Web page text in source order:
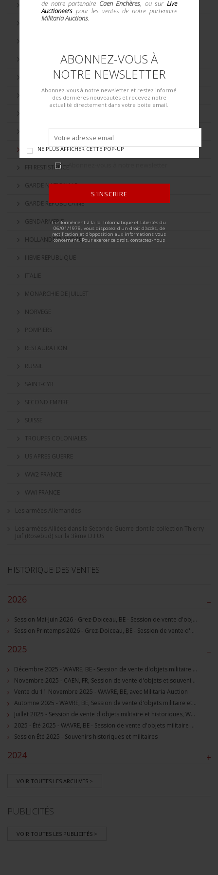
de notre partenaire Caen Enchères, ou sur Live
Auctioneerspour les ventes de notre partenaire
Militaria Auctions.
ABONNEZ-VOUS À
NOTRE NEWSLETTER
Abonnez-vous à notre newsletter et restez informé
des dernières nouveautés et recevez notre
actualité directement dans votre boite email.
Abonnez-vous à notre newsletter
S'INSCRIRE
Conformément à la loi Informatique et Libertés du
06/01/1978, vous disposez d'un droit d'accès, de
rectification et d'opposition aux informations vous
concernant. Pour exercer ce droit, contactez-nous
NE PLUS AFFICHER CETTE POP-UP
1er EMPIRE
AFFICHE
CHANTIERS DE JEUNESSE
ESPAGNE
FFI RESTISTANCE
GARDE NATIONALE
GARDE RÉPUBLICAINE
GENDARMERIE
HOLLANDE FLANDRE
IIIEME REPUBLIQUE
ITALIE
MONARCHIE DE JUILLET
NORVEGE
POMPIERS
RESTAURATION
RUSSIE
SAINT-CYR
SECOND EMPIRE
SUISSE
TROUPES COLONIALES
US APRES GUERRE
WW2 FRANCE
WWI FRANCE
Les armées Allemandes
Les armées Alliées dans la Seconde Guerre dont la collection Thierry
Juif (Rosebud) sur la 3ème D.I US
HISTORIQUE DES VENTES
–
2026
Session Mai-Juin 2026 - Grez-Doiceau, BE - Session de vente d'objets militaire et souvenirs historiques
Session Printemps 2026 - Grez-Doiceau, BE - Session de vente d'objets militaire et souvenirs historiques
–
2025
Décembre 2025 - WAVRE, BE - Session de vente d'objets militaire et souvenirs historiques
Novembre 2025 - CAEN, FR, Session de vente d'objets et souvenirs militaires
Vente du 11 Novembre 2025 - WAVRE, BE, avec Militaria Auction
Automne 2025 - WAVRE, BE, Session de vente d'objets militaire et souvenirs historiques
Juillet 2025 - Session de vente d'objets militaire et historiques, Wavre, BE
2025 - Été 2025 - WAVRE, BE - Session de vente d'objets militaire et souvenirs historiques
Session Été 2025 - Souvenirs historiques et militaires
+
2024
VOIR TOUTES LES ARCHIVES >
PUBLICITÉS
VOIR TOUTES LES PUBLICITÉS >